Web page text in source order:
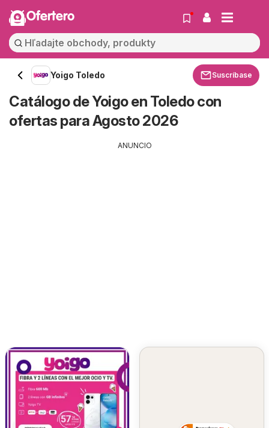
Ofertero
Yoigo Toledo Suscríbase
Catálogo de Yoigo en Toledo con
ofertas para Agosto 2026
ANUNCIO